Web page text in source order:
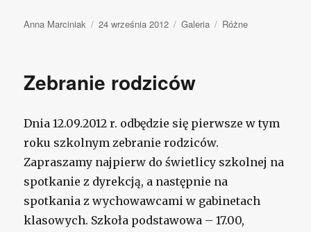
Autor
Anna Marciniak Opublikowano
24 września 2012
Format
Galeria Kategorie
Różne
Zebranie rodziców
Dnia 12.09.2012 r. odbędzie się pierwsze w tym
roku szkolnym zebranie rodziców.
Zapraszamy najpierw do świetlicy szkolnej na
spotkanie z dyrekcją, a następnie na
spotkania z wychowawcami w gabinetach
klasowych. Szkoła podstawowa – 17.00,